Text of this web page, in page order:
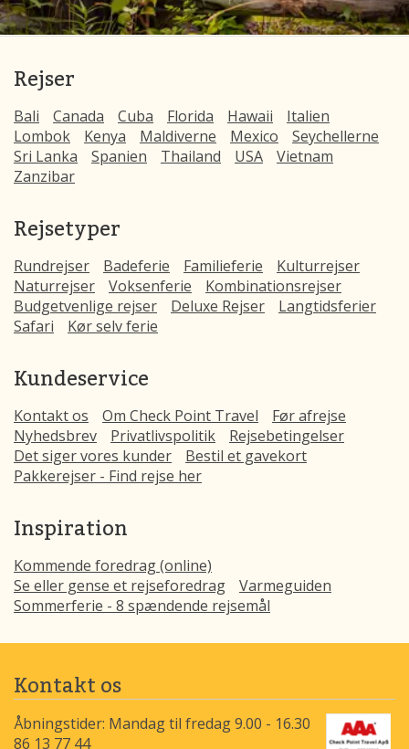
Rejser
Bali Canada Cuba Florida Hawaii
Italien
Lombok
Kenya Maldiverne Mexico
Seychellerne
Sri Lanka
Spanien Thailand USA
Vietnam
Zanzibar
Rejsetyper
Rundrejser Badeferie Familieferie
Kulturrejser
Naturrejser
Voksenferie
Kombinationsrejser
Budgetvenlige rejser
Deluxe Rejser
Langtidsferier
Safari
Kør selv ferie
Kundeservice
Kontakt os Om Check Point Travel
Før afrejse
Nyhedsbrev
Privatlivspolitik
Rejsebetingelser
Det siger vores kunder
Bestil et gavekort
Pakkerejser - Find rejse her
Inspiration
Kommende foredrag (online)
Se eller gense et rejseforedrag
Varmeguiden
Sommerferie - 8 spændende rejsemål
Kontakt os
Åbningstider: Mandag til fredag 9.00 - 16.30
86 13 77 44